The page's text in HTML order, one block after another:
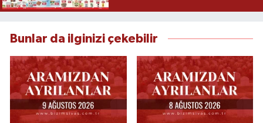
Bunlar da ilginizi çekebilir